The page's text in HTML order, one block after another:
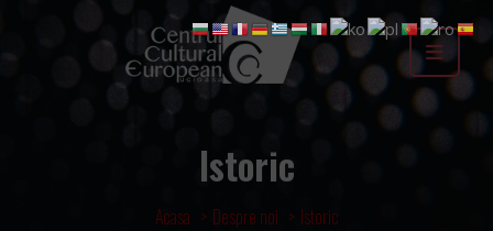
Istoric
Acasa Despre noi Istoric